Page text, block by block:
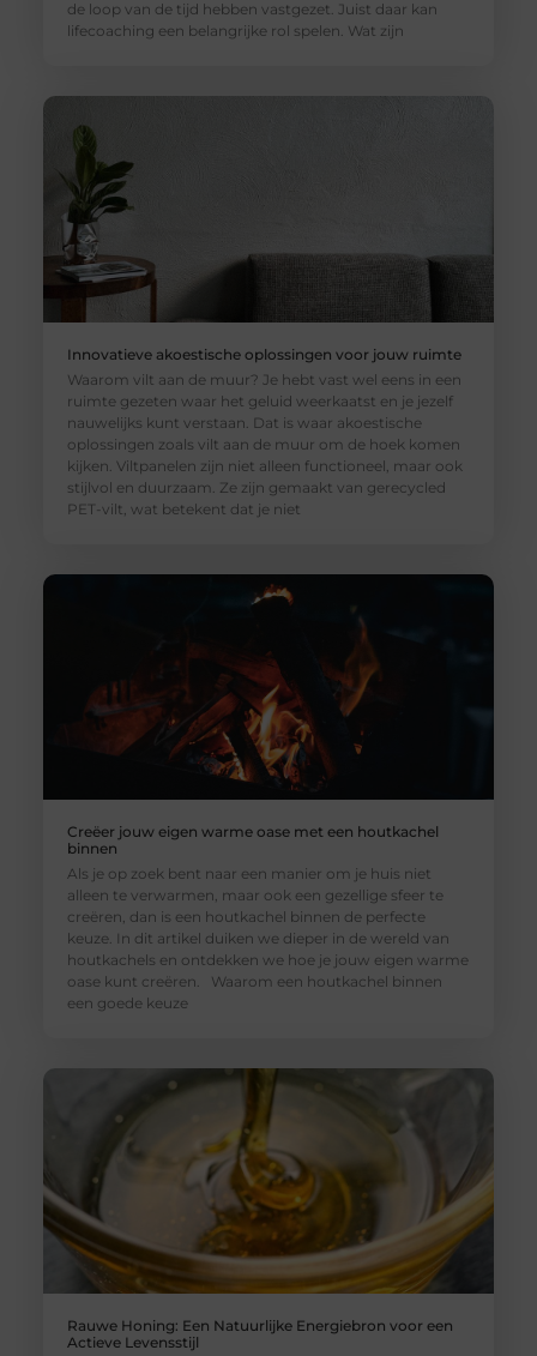
de loop van de tijd hebben vastgezet. Juist daar kan
lifecoaching een belangrijke rol spelen. Wat zijn
Innovatieve akoestische oplossingen voor jouw ruimte
Waarom vilt aan de muur? Je hebt vast wel eens in een
ruimte gezeten waar het geluid weerkaatst en je jezelf
nauwelijks kunt verstaan. Dat is waar akoestische
oplossingen zoals vilt aan de muur om de hoek komen
kijken. Viltpanelen zijn niet alleen functioneel, maar ook
stijlvol en duurzaam. Ze zijn gemaakt van gerecycled
PET-vilt, wat betekent dat je niet
Creëer jouw eigen warme oase met een houtkachel
binnen
Als je op zoek bent naar een manier om je huis niet
alleen te verwarmen, maar ook een gezellige sfeer te
creëren, dan is een houtkachel binnen de perfecte
keuze. In dit artikel duiken we dieper in de wereld van
houtkachels en ontdekken we hoe je jouw eigen warme
oase kunt creëren. Waarom een houtkachel binnen
een goede keuze
Rauwe Honing: Een Natuurlijke Energiebron voor een
Actieve Levensstijl